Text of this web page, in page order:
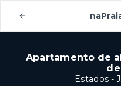
Apartamento de
Estados -